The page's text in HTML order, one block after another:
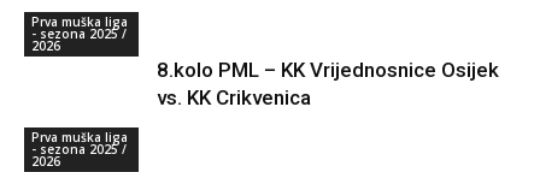
Prva muška liga
- sezona 2025 /
2026
8.kolo PML – KK Vrijednosnice Osijek
vs. KK Crikvenica
Prva muška liga
- sezona 2025 /
2026